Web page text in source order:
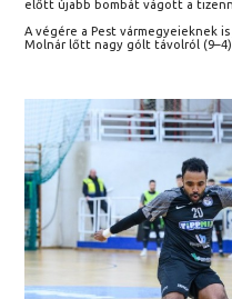
előtt újabb bombát vágott a
A végére a Pest vármegyeieknek
Molnár lőtt nagy gólt távolról (9–4).